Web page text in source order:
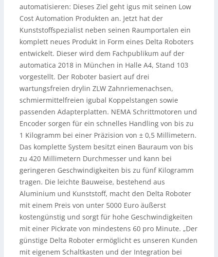
automatisieren: Dieses Ziel geht igus mit seinen Low
Cost Automation Produkten an. Jetzt hat der
Kunststoffspezialist neben seinen Raumportalen ein
komplett neues Produkt in Form eines Delta Roboters
entwickelt. Dieser wird dem Fachpublikum auf der
automatica 2018 in München in Halle A4, Stand 103
vorgestellt. Der Roboter basiert auf drei
wartungsfreien drylin ZLW Zahnriemenachsen,
schmiermittelfreien igubal Koppelstangen sowie
passenden Adapterplatten. NEMA Schrittmotoren und
Encoder sorgen für ein schnelles Handling von bis zu
1 Kilogramm bei einer Präzision von ± 0,5 Millimetern.
Das komplette System besitzt einen Bauraum von bis
zu 420 Millimetern Durchmesser und kann bei
geringeren Geschwindigkeiten bis zu fünf Kilogramm
tragen. Die leichte Bauweise, bestehend aus
Aluminium und Kunststoff, macht den Delta Roboter
mit einem Preis von unter 5000 Euro äußerst
kostengünstig und sorgt für hohe Geschwindigkeiten
mit einer Pickrate von mindestens 60 pro Minute. „Der
günstige Delta Roboter ermöglicht es unseren Kunden
mit eigenem Schaltkasten und der Integration bei